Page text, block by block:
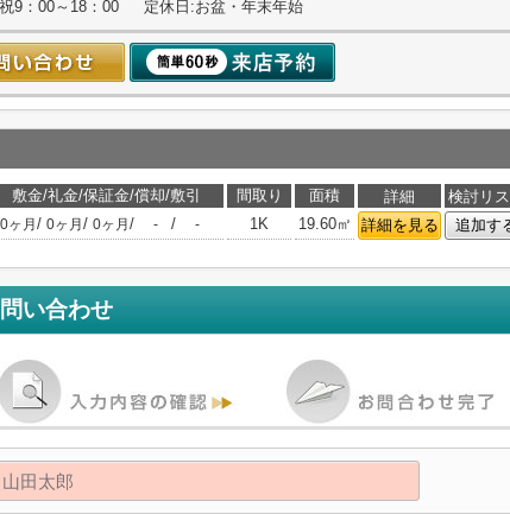
9：00～18：00 定休日:お盆・年末年始
敷金/礼金/保証金/償却/敷引 間取り 面積 詳細
検討リス
0ヶ月 / 0ヶ月 / 0ヶ月 / - / - 1K 19.60㎡ 詳細を見る 追加す
い合わせ